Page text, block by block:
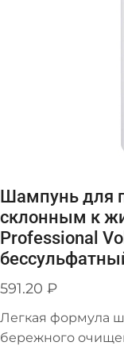
Шампунь для
склонным к
Professional
591.20 ₽
Легкая формула
бережного